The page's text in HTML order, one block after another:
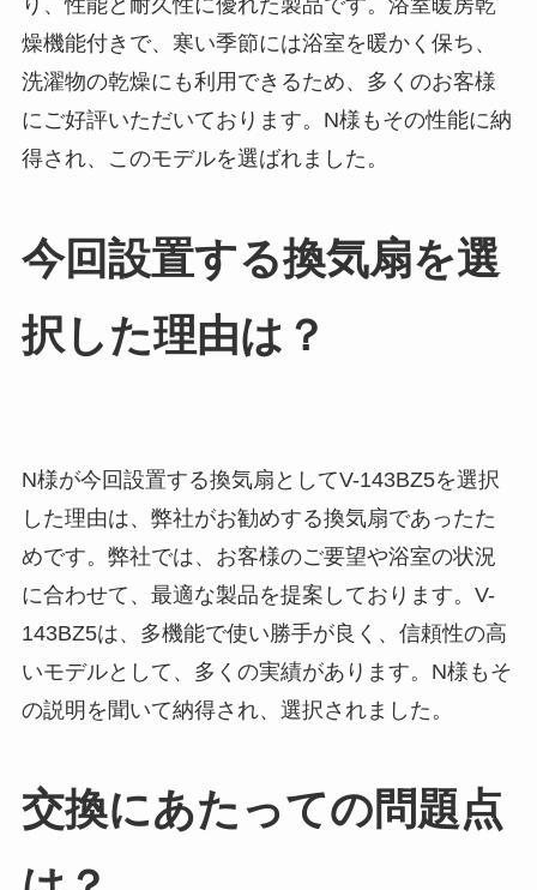
り、性能と耐久性に優れた製品です。浴室暖房乾
燥機能付きで、寒い季節には浴室を暖かく保ち、
洗濯物の乾燥にも利用できるため、多くのお客様
にご好評いただいております。N様もその性能に納
得され、このモデルを選ばれました。
今回設置する換気扇を選
択した理由は？
N様が今回設置する換気扇としてV-143BZ5を選択
した理由は、弊社がお勧めする換気扇であったた
めです。弊社では、お客様のご要望や浴室の状況
に合わせて、最適な製品を提案しております。V-
143BZ5は、多機能で使い勝手が良く、信頼性の高
いモデルとして、多くの実績があります。N様もそ
の説明を聞いて納得され、選択されました。
交換にあたっての問題点